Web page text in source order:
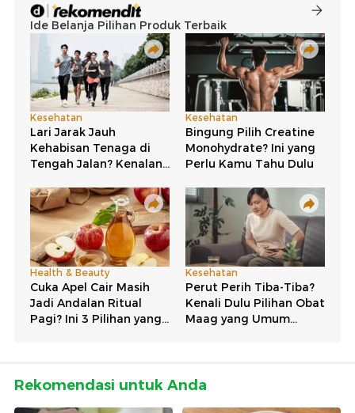
Rekomendasi untuk Anda